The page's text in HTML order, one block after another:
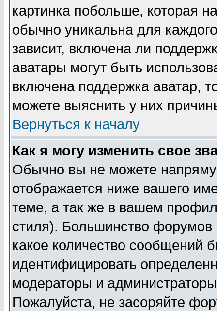
картинка побольше, которая
обычно уникальна для
зависит, включена ли
аватары могут быть
включена поддержка аватар,
можете выяснить у них
Вернуться к началу
Как я могу изменить свое
Обычно вы не можете
отображается ниже вашего
теме, а так же в вашем
стиля). Большинство форумов
какое количество сообщений
идентифицировать
модераторы и
Пожалуйста, не засоряйте